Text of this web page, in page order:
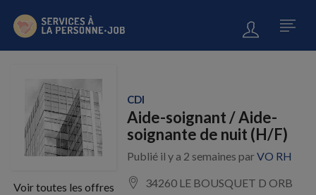
Voir toutes les offres
CDI
Aide-soignant / Aide-
soignante de nuit (H/F)
Publié il y a 2 semaines parVO RH
34260 LE BOUSQUET D ORB